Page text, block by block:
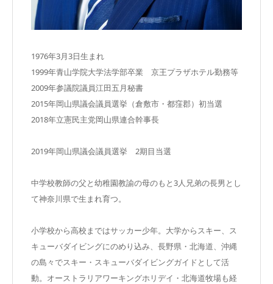
1976年3月3日生まれ
1999年青山学院大学法学部卒業 京王プラザホテル勤務等
2009年参議院議員江田五月秘書
2015年岡山県議会議員選挙（倉敷市・都窪郡）初当選
2018年立憲民主党岡山県連合幹事長
2019年岡山県議会議員選挙 2期目当選
中学校教師の父と幼稚園教諭の母のもと3人兄弟の長男とし
て神奈川県で生まれ育つ。
小学校から高校まではサッカー少年。大学からスキー、ス
キューバダイビングにのめり込み、長野県・北海道、沖縄
の島々でスキー・スキューバダイビングガイドとして活
動。オーストラリアワーキングホリデイ・北海道牧場も経